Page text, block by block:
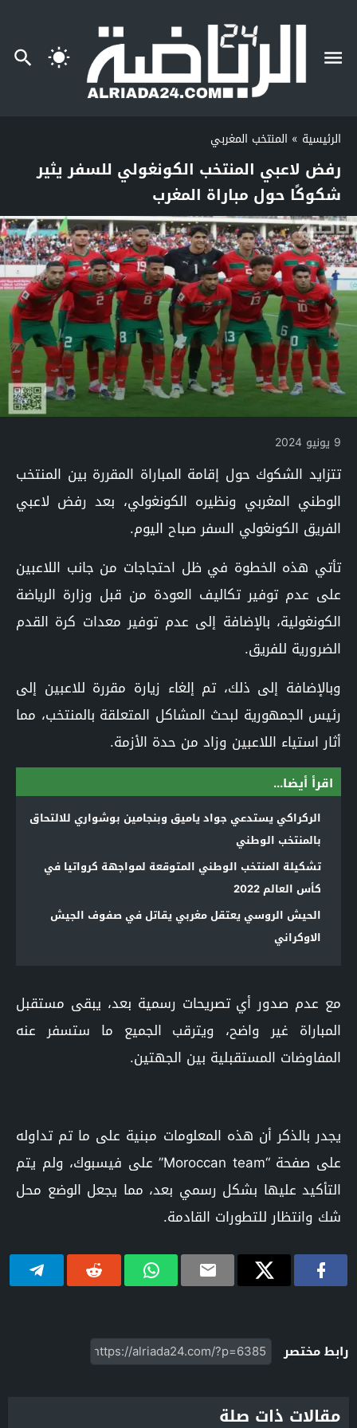
الرئيسية » المنتخب المغربي
رفض لاعبي المنتخب الكونغولي للسفر يثير
شكوكًا حول مباراة المغرب
9 يونيو 2024
تتزايد الشكوك حول إقامة المباراة المقررة بين المنتخب
الوطني المغربي ونظيره الكونغولي، بعد رفض لاعبي
الفريق الكونغولي السفر صباح اليوم.
تأتي هذه الخطوة في ظل احتجاجات من جانب اللاعبين
على عدم توفير تكاليف العودة من قبل وزارة الرياضة
الكونغولية، بالإضافة إلى عدم توفير معدات كرة القدم
الضرورية للفريق.
وبالإضافة إلى ذلك، تم إلغاء زيارة مقررة للاعبين إلى
رئيس الجمهورية لبحث المشاكل المتعلقة بالمنتخب، مما
أثار استياء اللاعبين وزاد من حدة الأزمة.
اقرأ أيضا...
الركراكي يستدعي جواد ياميق وبنجامين بوشواري للالتحاق
بالمنتخب الوطني
تشكيلة المنتخب الوطني المتوقعة لمواجهة كرواتيا في
كأس العالم 2022
الحيش الروسي يعتقل مغربي يقاتل في صفوف الجيش
الاوكراني
مع عدم صدور أي تصريحات رسمية بعد، يبقى مستقبل
المباراة غير واضح، ويترقب الجميع ما ستسفر عنه
المفاوضات المستقبلية بين الجهتين.
يجدر بالذكر أن هذه المعلومات مبنية على ما تم تداوله
على صفحة “Moroccan team” على فيسبوك، ولم يتم
التأكيد عليها بشكل رسمي بعد، مما يجعل الوضع محل
شك وانتظار للتطورات القادمة.
رابط مختصر
مقالات ذات صلة